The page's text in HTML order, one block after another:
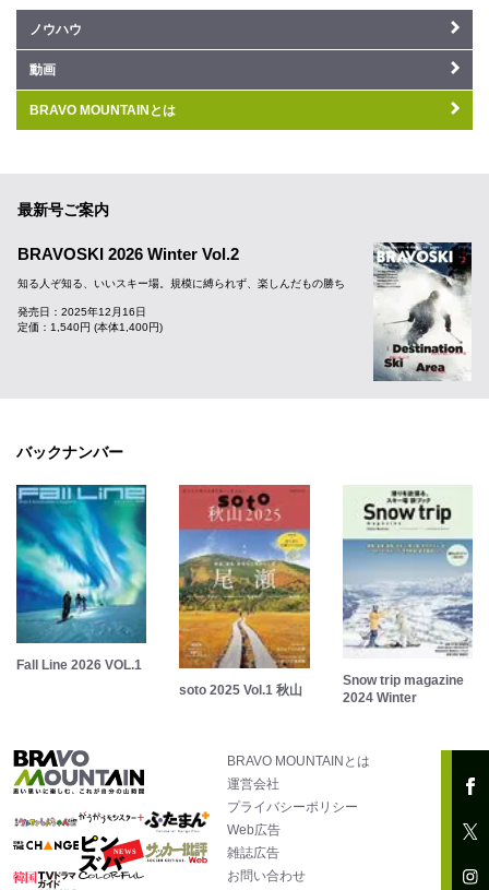
ノウハウ
動画
BRAVO MOUNTAINとは
最新号ご案内
BRAVOSKI 2026 Winter Vol.2
知る人ぞ知る、いいスキー場。規模に縛られず、楽しんだもの勝ち
発売日：2025年12月16日
定価：1,540円 (本体1,400円)
バックナンバー
Fall Line 2026 VOL.1
soto 2025 Vol.1 秋山
Snow trip magazine
2024 Winter
BRAVO MOUNTAINとは
運営会社
プライバシーポリシー
Web広告
雑誌広告
お問い合わせ